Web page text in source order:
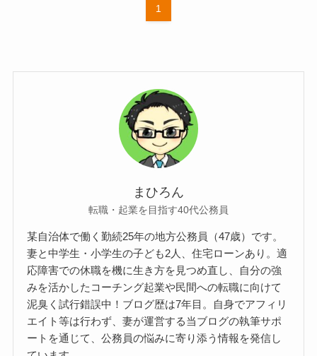
1
まひろん
転職・起業を目指す40代公務員
某自治体で働く勤続25年の地方公務員（47歳）です。
妻と中学生・小学生の子ども2人、住宅ローンあり。適
応障害での休職を機に生き方を見つめ直し、自分の強
みを活かしたコーチング起業や民間への転職に向けて
泥臭く試行錯誤中！ブログ歴は7年目。自身でアフィリ
エイト等は行わず、妻が運営する当ブログの執筆サポ
ートを通じて、公務員の悩みに寄り添う情報を発信し